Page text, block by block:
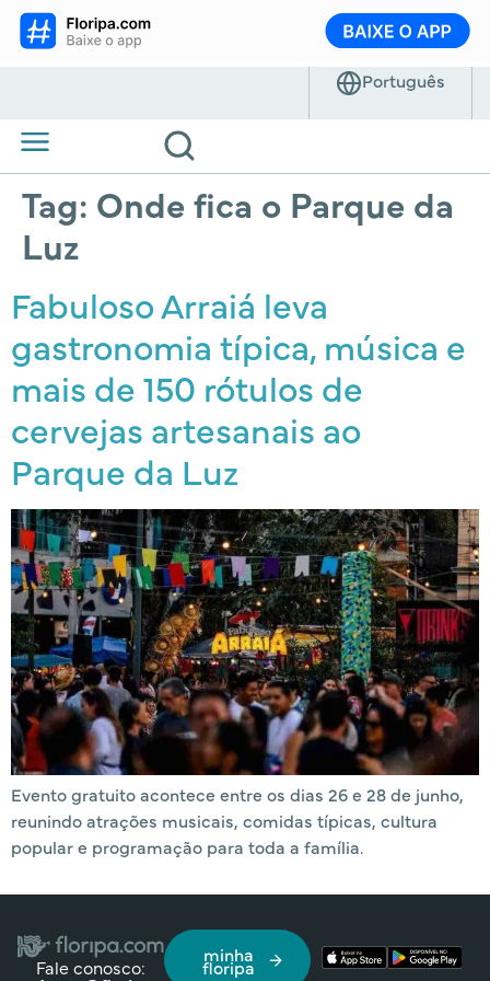
Tag: Onde fica o Parque da
Luz
Fabuloso Arraiá leva
gastronomia típica, música e
mais de 150 rótulos de
cervejas artesanais ao
Parque da Luz
Evento gratuito acontece entre os dias 26 e 28 de junho,
reunindo atrações musicais, comidas típicas, cultura
popular e programação para toda a família.
Fale conosco:
minha
floripa